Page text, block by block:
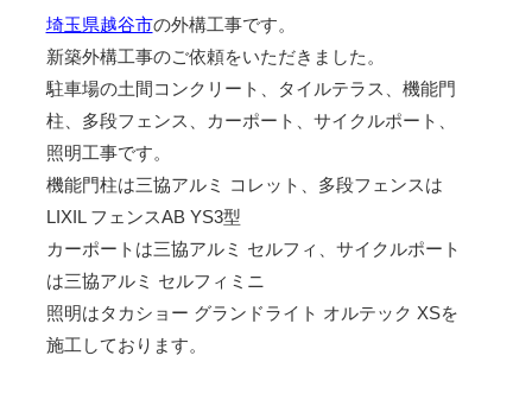
埼玉県越谷市の外構工事です。
新築外構工事のご依頼をいただきました。
駐車場の土間コンクリート、タイルテラス、機能門
柱、多段フェンス、カーポート、サイクルポート、
照明工事です。
機能門柱は三協アルミ コレット、多段フェンスは
LIXIL フェンスAB YS3型
カーポートは三協アルミ セルフィ、サイクルポート
は三協アルミ セルフィミニ
照明はタカショー グランドライト オルテック XSを
施工しております。